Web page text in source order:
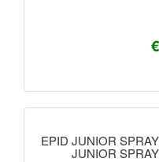
EPID JUNIOR
JUNIOR